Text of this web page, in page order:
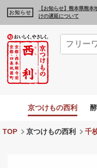
お知らせ
【お知らせ】熊本県熊
けの遅延について
京つけもの西利
TOP 京つけもの西利 千